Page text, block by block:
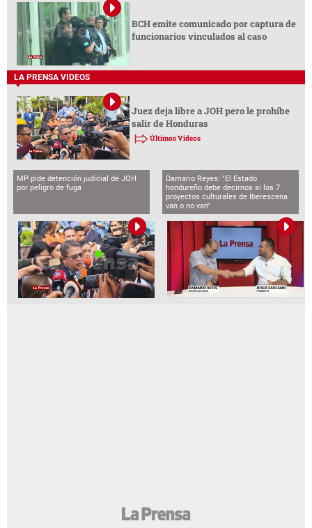
BCH emite comunicado por captura de
funcionarios vinculados al caso
LA PRENSA VIDEOS
Juez deja libre a JOH pero le prohíbe
salir de Honduras
Últimos Videos
MP pide detención judicial de JOH
por peligro de fuga
Damario Reyes: "El Estado
hondureño debe decirnos si los 7
proyectos culturales de Iberescena
van o no van"